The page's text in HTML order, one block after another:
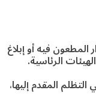
المطعون فيه أو إبلاغ
الرئاسية.
المقدم إليها،